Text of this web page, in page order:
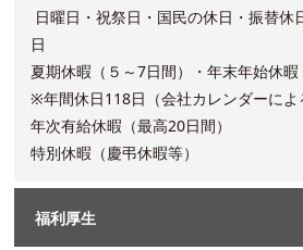
日曜日・祝祭日・国民の休日・振替休
日
夏期休暇（５～7日間）・年末年始休暇
※年間休日118日（会社カレンダーによ
年次有給休暇（最高20日間）
特別休暇（慶弔休暇等）
福利厚生